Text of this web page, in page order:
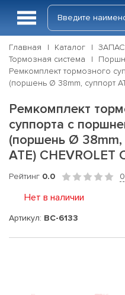
Главная Каталог
Тормозная система
Ремкомплект тормозного
(поршень Ø 38mm, суппорт
Ремкомплект
суппорта с
(поршень Ø 38mm,
ATE) CHEVROLET
Рейтинг 0.0
Нет в наличии
Артикул: BC-6133